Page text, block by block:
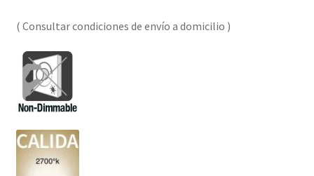
( Consultar condiciones de envío a domicilio )